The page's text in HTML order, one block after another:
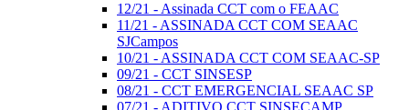
12/21 - Assinada CCT com o FEAAC
11/21 - ASSINADA CCT COM SEAAC
SJCampos
10/21 - ASSINADA CCT COM SEAAC-SP
09/21 - CCT SINSESP
08/21 - CCT EMERGENCIAL SEAAC SP
07/21 - ADITIVO CCT SINSECAMP